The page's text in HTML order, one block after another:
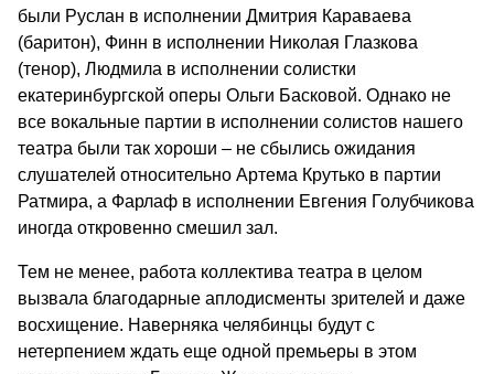
были Руслан в исполнении Дмитрия Караваева
(баритон), Финн в исполнении Николая Глазкова
(тенор), Людмила в исполнении солистки
екатеринбургской оперы Ольги Басковой. Однако не
все вокальные партии в исполнении солистов нашего
театра были так хороши – не сбылись ожидания
слушателей относительно Артема Крутько в партии
Ратмира, а Фарлаф в исполнении Евгения Голубчикова
иногда откровенно смешил зал.
Тем не менее, работа коллектива театра в целом
вызвала благодарные аплодисменты зрителей и даже
восхищение. Наверняка челябинцы будут с
нетерпением ждать еще одной премьеры в этом